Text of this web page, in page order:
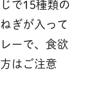
で15種類の
ぎが入って
ーで、食欲
はご注意